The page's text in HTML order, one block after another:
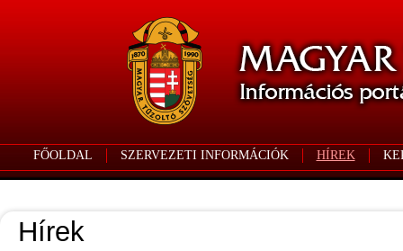
FŐOLDAL SZERVEZETI INFORMÁCIÓK HÍREK
Hírek